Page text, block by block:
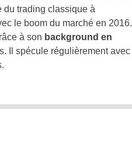
du trading classique à
le boom du marché en 2016.
à son background en
Il spécule régulièrement avec